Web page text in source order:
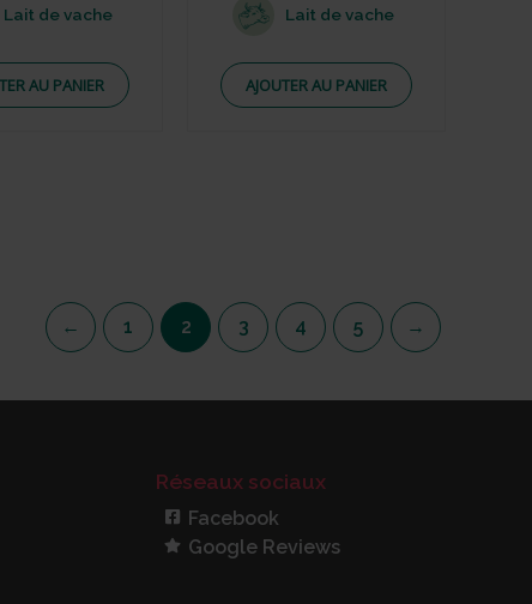
Lait de vache
AU PANIER
Lait de vache
AJOUTER AU PANIER
← 1 2 3 4 5 →
Réseaux sociaux
Facebook
Google Reviews